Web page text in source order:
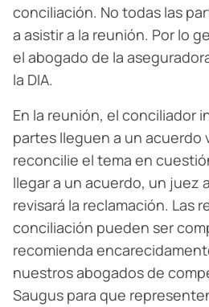
conciliación. No todas las
a asistir a la reunión. Por lo
el abogado de la
la DIA.
En la reunión, el conciliador
partes lleguen a un acuerdo
reconcilie el tema en
llegar a un acuerdo, un juez
revisará la reclamación. Las
conciliación pueden ser
recomienda
nuestros abogados de
Saugus para que